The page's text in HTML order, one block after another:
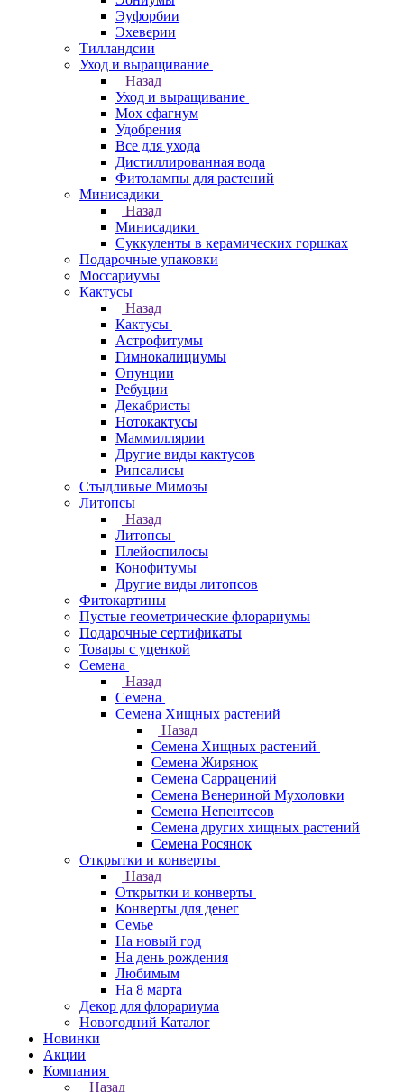
Эуфорбии
Эхеверии
Тилландсии
Уход и выращивание
Назад
Уход и выращивание
Мох сфагнум
Удобрения
Все для ухода
Дистиллированная вода
Фитолампы для растений
Минисадики
Назад
Минисадики
Суккуленты в керамических горшках
Подарочные упаковки
Моссариумы
Кактусы
Назад
Кактусы
Астрофитумы
Гимнокалициумы
Опунции
Ребуции
Декабристы
Нотокактусы
Маммиллярии
Другие виды кактусов
Рипсалисы
Стыдливые Мимозы
Литопсы
Назад
Литопсы
Плейоспилосы
Конофитумы
Другие виды литопсов
Фитокартины
Пустые геометрические флорариумы
Подарочные сертификаты
Товары с уценкой
Семена
Назад
Семена
Семена Хищных растений
Назад
Семена Хищных растений
Семена Жирянок
Семена Саррацений
Семена Венериной Мухоловки
Семена Непентесов
Семена других хищных растений
Семена Росянок
Открытки и конверты
Назад
Открытки и конверты
Конверты для денег
Семье
На новый год
На день рождения
Любимым
На 8 марта
Декор для флорариума
Новогодний Каталог
Новинки
Акции
Компания
Назад